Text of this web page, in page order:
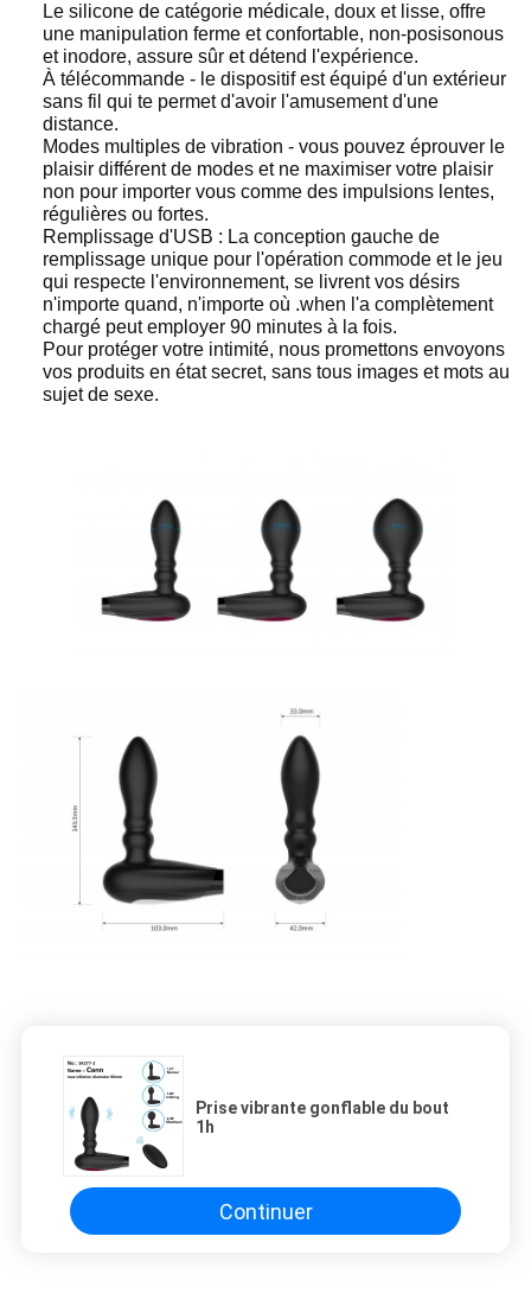
Le silicone de catégorie médicale, doux et lisse, offre
une manipulation ferme et confortable, non-posisonous
et inodore, assure sûr et détend l'expérience.
À télécommande - le dispositif est équipé d'un extérieur
sans fil qui te permet d'avoir l'amusement d'une
distance.
Modes multiples de vibration - vous pouvez éprouver le
plaisir différent de modes et ne maximiser votre plaisir
non pour importer vous comme des impulsions lentes,
régulières ou fortes.
Remplissage d'USB : La conception gauche de
remplissage unique pour l'opération commode et le jeu
qui respecte l'environnement, se livrent vos désirs
n'importe quand, n'importe où .when l'a complètement
chargé peut employer 90 minutes à la fois.
Pour protéger votre intimité, nous promettons envoyons
vos produits en état secret, sans tous images et mots au
sujet de sexe.
Prise vibrante gonflable du bout
1h
Continuer